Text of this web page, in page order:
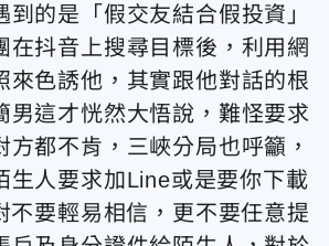
到的是「假交友結合假投資」
在抖音上搜尋目標後，利用網
來色誘他，其實跟他對話的根
男這才恍然大悟說，難怪要求
方都不肯，三峽分局也呼籲，
生人要求加Line或是要你下載
不要輕易相信，更不要任意提